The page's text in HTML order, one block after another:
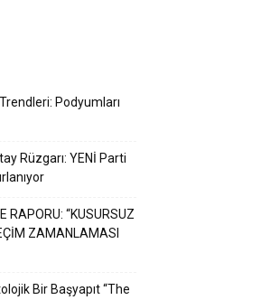
Podyumları
Rüzgarı: YENİ Parti
RAPORU: “KUSURSUZ
ZAMANLAMASI
Bir Başyapıt “The